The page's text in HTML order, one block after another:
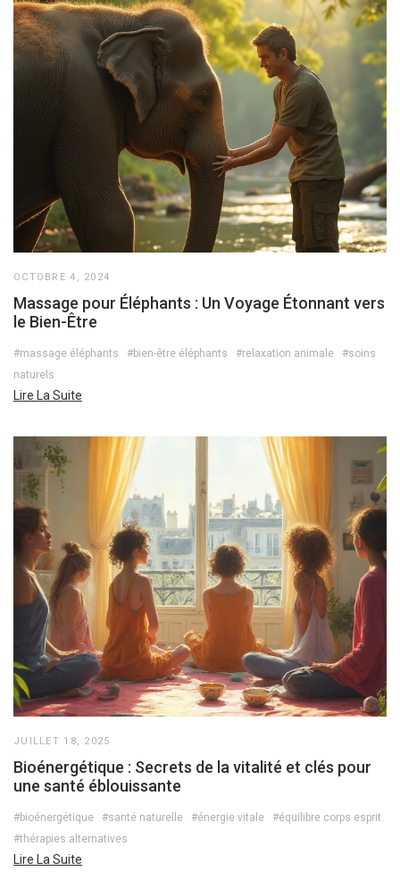
OCTOBRE 4, 2024
Massage pour Éléphants : Un Voyage Étonnant vers
le Bien-Être
#massage éléphants #bien-être éléphants #relaxation animale
#soins
naturels
Lire La Suite
JUILLET 18, 2025
Bioénergétique : Secrets de la vitalité et clés pour
une santé éblouissante
#bioénergétique #santé naturelle #énergie vitale
#équilibre corps esprit
#thérapies alternatives
Lire La Suite